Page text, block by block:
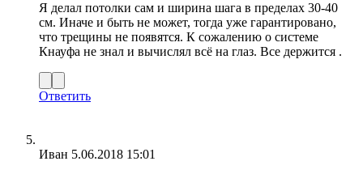
Я делал потолки сам и ширина шага в пределах 30-40
см. Иначе и быть не может, тогда уже гарантировано,
что трещины не появятся. К сожалению о системе
Кнауфа не знал и вычислял всё на глаз. Все держится .
Ответить
Иван 5.06.2018 15:01